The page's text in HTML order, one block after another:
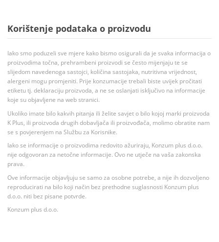
Korištenje podataka o proizvodu
Iako smo poduzeli sve mjere kako bismo osigurali da je svaka informacija o
proizvodima točna, prehrambeni proizvodi se često mijenjaju te se
slijedom navedenoga sastojci, količina sastojaka, nutritivna vrijednost,
alergeni mogu promjeniti. Prije konzumacije trebali biste uvijek pročitati
etiketu tj. deklaraciju proizvoda, a ne se oslanjati isključivo na informacije
koje su objavljene na web stranici.
Ukoliko imate bilo kakvih pitanja ili želite savjet o bilo kojoj marki proizvoda
K Plus, ili proizvoda drugih dobavljača ili proizvođača, molimo obratite nam
se s povjerenjem na Službu za Korisnike.
Iako se informacije o proizvodima redovito ažuriraju, Konzum plus d.o.o.
nije odgovoran za netočne informacije. Ovo ne utječe na vaša zakonska
prava.
Ove informacije objavljuju se samo za osobne potrebe, a nije ih dozvoljeno
reproducirati na bilo koji način bez prethodne suglasnosti Konzum plus
d.o.o. niti bez pisane potvrde.
Konzum plus d.o.o.